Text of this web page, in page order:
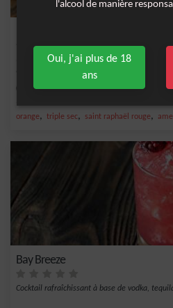
Une variante de l'Americano classique, le
Facile
orange, triple sec, saint raphaël rouge,
Bay Breeze
Cocktail rafraîchissant à base de vodka,
l'alcool de manière
Oui, j'ai plus de 18
ans